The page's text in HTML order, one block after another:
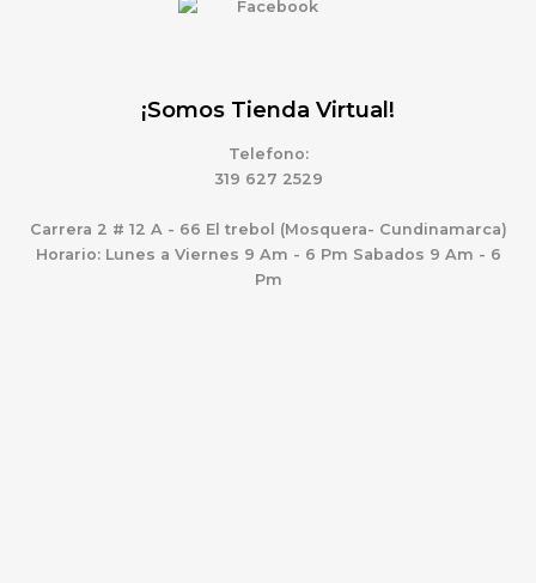
¡Somos Tienda Virtual!
Telefono:
319 627 2529
Carrera 2 # 12 A - 66 El trebol (Mosquera- Cundinamarca)
Horario: Lunes a Viernes 9 Am - 6 Pm Sabados 9 Am - 6
Pm